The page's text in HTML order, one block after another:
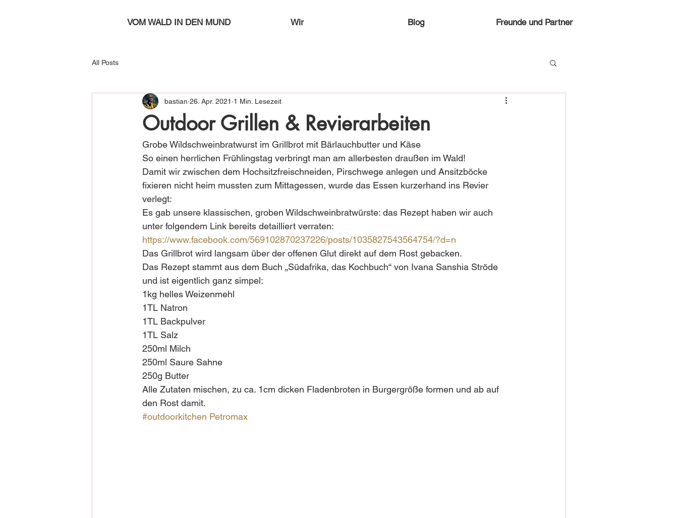
VOM WALD IN DEN MUND Wir Blog Freunde und Partner
All Posts
Outdoor Grillen & Revierarbeiten
bastian 26. Apr. 2021 1 Min. Lesezeit
Grobe Wildschweinbratwurst im Grillbrot mit Bärlauchbutter und Käse
So einen herrlichen Frühlingstag verbringt man am allerbesten draußen im Wald!
Damit wir zwischen dem Hochsitzfreischneiden, Pirschwege anlegen und Ansitzböcke
fixieren nicht heim mussten zum Mittagessen, wurde das Essen kurzerhand ins Revier
verlegt:
Es gab unsere klassischen, groben Wildschweinbratwürste: das Rezept haben wir auch
unter folgendem Link bereits detailliert verraten:
https://www.facebook.com/569102870237226/posts/1035827543564754/?d=n
Das Grillbrot wird langsam über der offenen Glut direkt auf dem Rost gebacken.
Das Rezept stammt aus dem Buch „Südafrika, das Kochbuch“ von Ivana Sanshia Ströde
und ist eigentlich ganz simpel:
1kg helles Weizenmehl
1TL Natron
1TL Backpulver
1TL Salz
250ml Milch
250ml Saure Sahne
250g Butter
Alle Zutaten mischen, zu ca. 1cm dicken Fladenbroten in Burgergröße formen und ab auf
den Rost damit.
#outdoorkitchen Petromax